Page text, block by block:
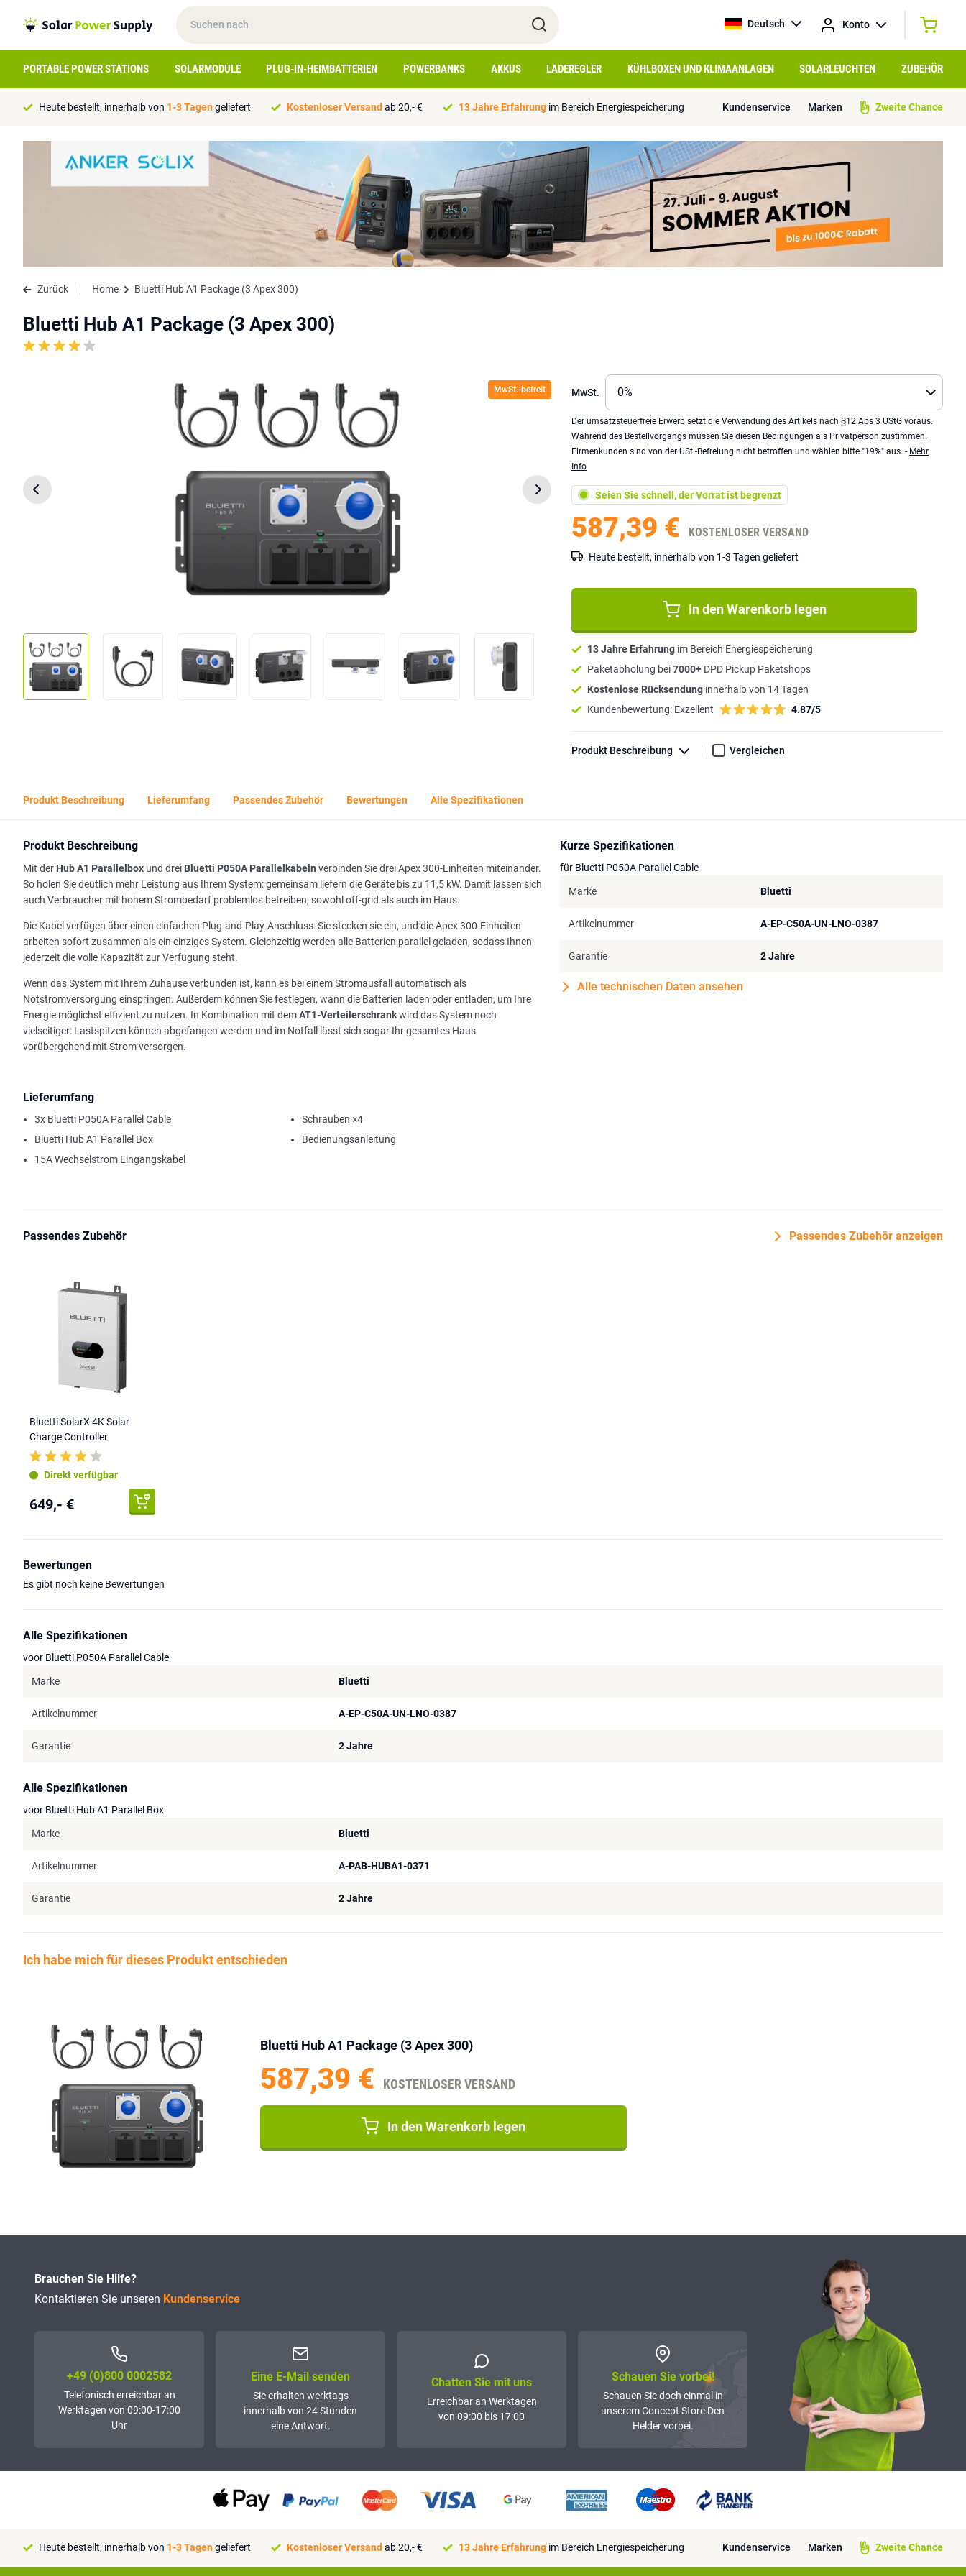
Deutsch Konto
PORTABLE POWER STATIONS SOLARMODULE PLUG-IN-HEIMBATTERIEN POWERBANKS AKKUS LADEREGLER KÜHLBOXEN UND KLIMAANLAGEN SOLARLEUCHTEN ZUBEHÖR
Heute bestellt, innerhalb von 1-3 Tagengeliefert Kostenloser Versand ab 20,- € 13 Jahre Erfahrung im Bereich Energiespeicherung Kundenservice Marken Zweite Chance
Zurück Home Bluetti Hub A1 Package (3 Apex 300)
Bluetti Hub A1 Package (3 Apex 300)
MwSt.-befreit MwSt.
Der umsatzsteuerfreie Erwerb setzt die Verwendung des Artikels nach §12 Abs 3 UStG voraus.
Während des Bestellvorgangs müssen Sie diesen Bedingungen als Privatperson zustimmen.
Firmenkunden sind von der USt.-Befreiung nicht betroffen und wählen bitte "19%" aus. - Mehr
Info
Seien Sie schnell, der Vorrat ist begrenzt
587,39 € KOSTENLOSER VERSAND
Heute bestellt, innerhalb von 1-3 Tagen geliefert
In den Warenkorb legen
13 Jahre Erfahrung im Bereich Energiespeicherung
Paketabholung bei7000+ DPD Pickup Paketshops
Kostenlose Rücksendung innerhalb von 14 Tagen
Kundenbewertung: Exzellent 4.87/5
Produkt Beschreibung Vergleichen
Produkt Beschreibung Lieferumfang Passendes Zubehör Bewertungen Alle Spezifikationen
Produkt Beschreibung
Mit der Hub A1 Parallelbox und drei Bluetti P050A Parallelkabeln verbinden Sie drei Apex 300-Einheiten miteinander.
So holen Sie deutlich mehr Leistung aus Ihrem System: gemeinsam liefern die Geräte bis zu 11,5 kW. Damit lassen sich
auch Verbraucher mit hohem Strombedarf problemlos betreiben, sowohl off-grid als auch im Haus.
Die Kabel verfügen über einen einfachen Plug-and-Play-Anschluss: Sie stecken sie ein, und die Apex 300-Einheiten
arbeiten sofort zusammen als ein einziges System. Gleichzeitig werden alle Batterien parallel geladen, sodass Ihnen
jederzeit die volle Kapazität zur Verfügung steht.
Wenn das System mit Ihrem Zuhause verbunden ist, kann es bei einem Stromausfall automatisch als
Notstromversorgung einspringen. Außerdem können Sie festlegen, wann die Batterien laden oder entladen, um Ihre
Energie möglichst effizient zu nutzen. In Kombination mit demAT1-Verteilerschrankwird das System noch
vielseitiger: Lastspitzen können abgefangen werden und im Notfall lässt sich sogar Ihr gesamtes Haus
vorübergehend mit Strom versorgen.
Lieferumfang
3x Bluetti P050A Parallel Cable
Bluetti Hub A1 Parallel Box
15A Wechselstrom Eingangskabel
Schrauben ×4
Bedienungsanleitung
Kurze Spezifikationen
für Bluetti P050A Parallel Cable
Marke Bluetti
Artikelnummer A-EP-C50A-UN-LNO-0387
Garantie 2 Jahre
Alle technischen Daten ansehen
Passendes Zubehör Passendes Zubehör anzeigen
Bluetti SolarX 4K Solar
Charge Controller
Direkt verfügbar
649,- €
Bewertungen
Es gibt noch keine Bewertungen
Alle Spezifikationen
voor Bluetti P050A Parallel Cable
Marke Bluetti
Artikelnummer A-EP-C50A-UN-LNO-0387
Garantie 2 Jahre
Alle Spezifikationen
voor Bluetti Hub A1 Parallel Box
Marke Bluetti
Artikelnummer A-PAB-HUBA1-0371
Garantie 2 Jahre
Ich habe mich für dieses Produkt entschieden
Bluetti Hub A1 Package (3 Apex 300)
587,39 € KOSTENLOSER VERSAND
In den Warenkorb legen
Brauchen Sie Hilfe?
Kontaktieren Sie unseren Kundenservice
+49 (0)800 0002582
Telefonisch erreichbar an
Werktagen von 09:00-17:00
Uhr
Eine E-Mail senden
Sie erhalten werktags
innerhalb von 24 Stunden
eine Antwort.
Chatten Sie mit uns
Erreichbar an Werktagen
von 09:00 bis 17:00
Schauen Sie vorbei!
Schauen Sie doch einmal in
unserem Concept Store Den
Helder vorbei.
Heute bestellt, innerhalb von 1-3 Tagengeliefert Kostenloser Versand ab 20,- € 13 Jahre Erfahrung im Bereich Energiespeicherung Kundenservice Marken Zweite Chance